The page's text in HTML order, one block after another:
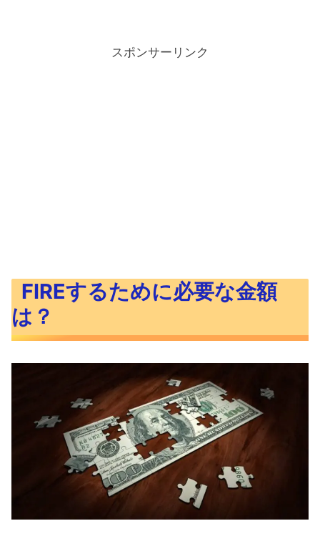
スポンサーリンク
FIREするために必要な金額
は？